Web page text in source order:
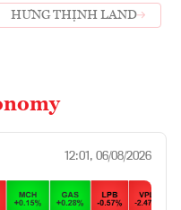
HƯNG THỊNH LAND
12:01, 06/08/2026